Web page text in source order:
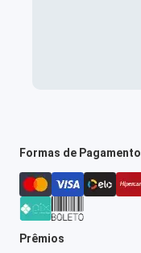
Formas de Pagamento
Prêmios